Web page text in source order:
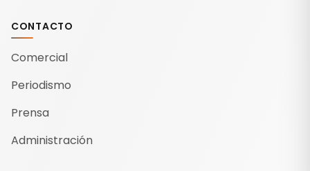
CONTACTO
Comercial
Periodismo
Prensa
Administración